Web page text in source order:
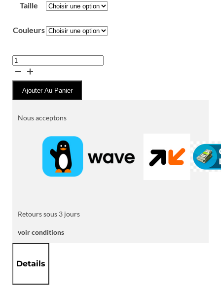
Taille
Couleurs
quantité
de
Sandales
Mules
Men
Ajouter Au Panier
Nous acceptons
Retours sous 3 jours
voir conditions
Details